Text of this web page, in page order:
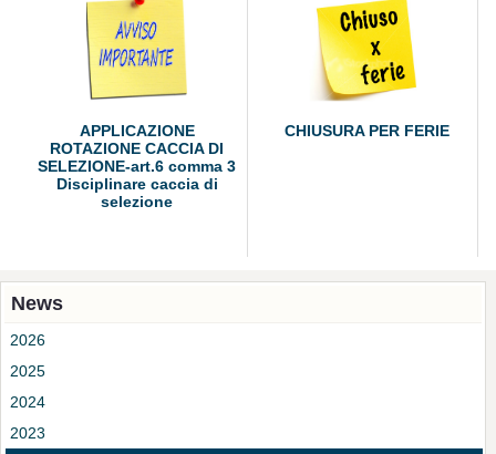
APPLICAZIONE
ROTAZIONE CACCIA DI
SELEZIONE-art.6 comma 3
Disciplinare caccia di
selezione
CHIUSURA PER FERIE
News
2026
2025
2024
2023